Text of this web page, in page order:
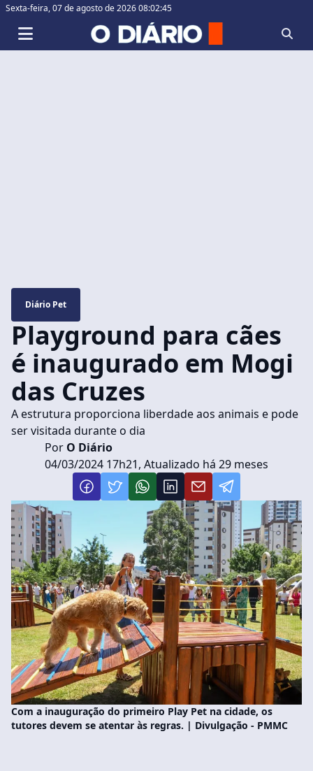
Sexta-feira,07 de agosto de 2026 08:02:46
Diário Pet
Playground para cães
é inaugurado em Mogi
das Cruzes
A estrutura proporciona liberdade aos animais e pode
ser visitada durante o dia
Por O Diário
04/03/2024 17h21, Atualizado há 29 meses
Com a inauguração do primeiro Play Pet na cidade, os
tutores devem se atentar às regras. | Divulgação - PMMC